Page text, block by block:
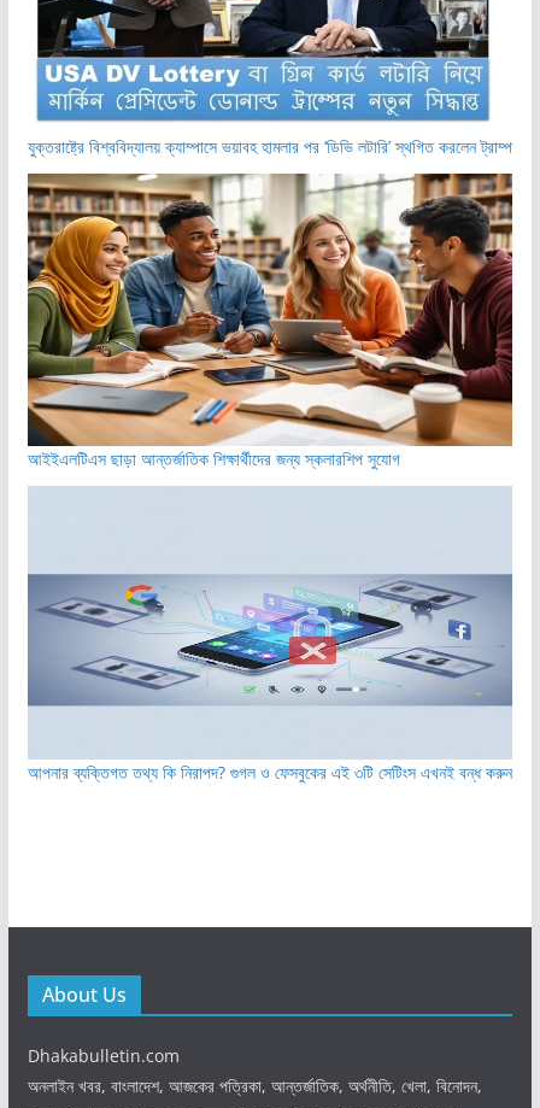
যুক্তরাষ্ট্রে বিশ্ববিদ্যালয় ক্যাম্পাসে ভয়াবহ হামলার পর ‘ডিভি লটারি’ স্থগিত করলেন ট্রাম্প
আইইএলটিএস ছাড়া আন্তর্জাতিক শিক্ষার্থীদের জন্য স্কলারশিপ সুযোগ
আপনার ব্যক্তিগত তথ্য কি নিরাপদ? গুগল ও ফেসবুকের এই ৩টি সেটিংস এখনই বন্ধ করুন
About Us
Dhakabulletin.com
অনলাইন খবর, বাংলাদেশ, আজকের পত্রিকা, আন্তর্জাতিক, অর্থনীতি, খেলা, বিনোদন,